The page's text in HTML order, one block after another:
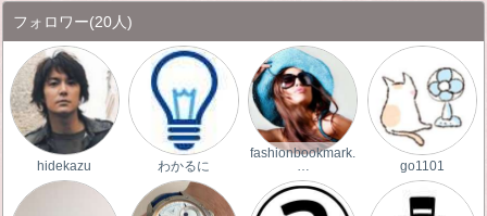
フォロワー(20人)
hidekazu わかるに
fashionbookmark.
go1101